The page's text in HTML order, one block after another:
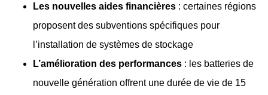
Les nouvelles aides financières : certaines régions
proposent des subventions spécifiques pour
l’installation de systèmes de stockage
L’amélioration des performances : les batteries de
nouvelle génération offrent une durée de vie de 15